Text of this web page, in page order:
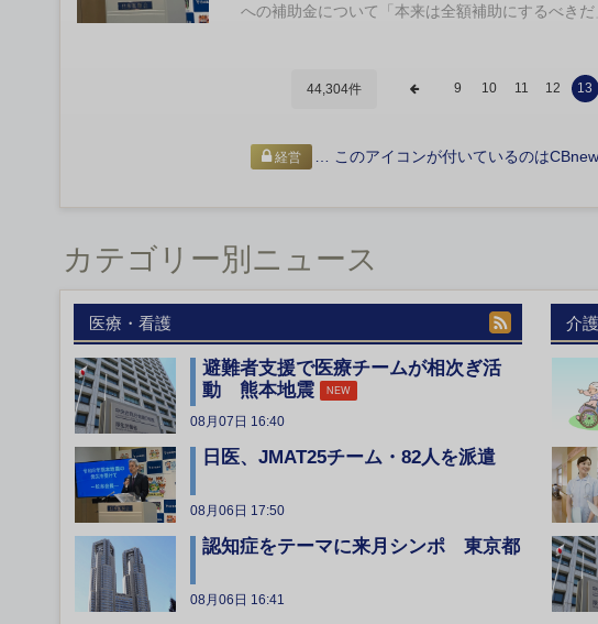
への補助金について「本来は全額補助にするべきだ
44,304件 9 10 11 12 13
経営 … このアイコンが付いているのは
カテゴリー別ニュース
医療・看護
避難者支援で医療チームが相次ぎ活
動 熊本地震
NEW
08月07日 16:40
日医、JMAT25チーム・82人を派遣
08月06日 17:50
認知症をテーマに来月シンポ 東京都
08月06日 16:41
介護